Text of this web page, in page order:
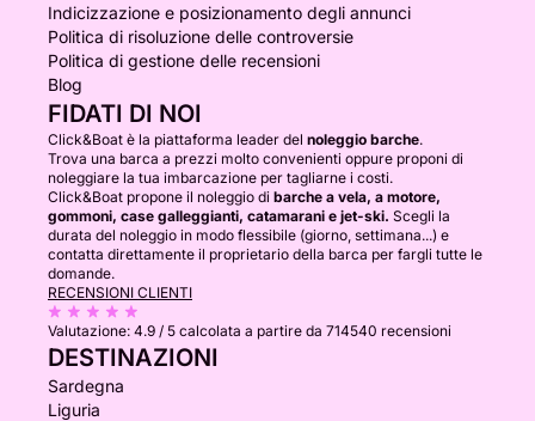
Indicizzazione e posizionamento degli annunci
Politica di risoluzione delle controversie
Politica di gestione delle recensioni
Blog
FIDATI DI NOI
Click&Boat è la piattaforma leader del noleggio barche.
Trova una barca a prezzi molto convenienti oppure proponi di
noleggiare la tua imbarcazione per tagliarne i costi.
Click&Boat propone il noleggio di barche a vela, a motore,
gommoni, case galleggianti, catamarani e jet-ski. Scegli la
durata del noleggio in modo flessibile (giorno, settimana...) e
contatta direttamente il proprietario della barca per fargli tutte le
domande.
RECENSIONI CLIENTI
Valutazione: 4.9 / 5 calcolata a partire da 714540 recensioni
DESTINAZIONI
Sardegna
Liguria